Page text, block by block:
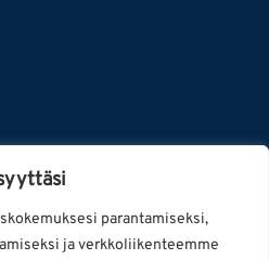
parantamiseksi,
ja verkkoliikenteemme